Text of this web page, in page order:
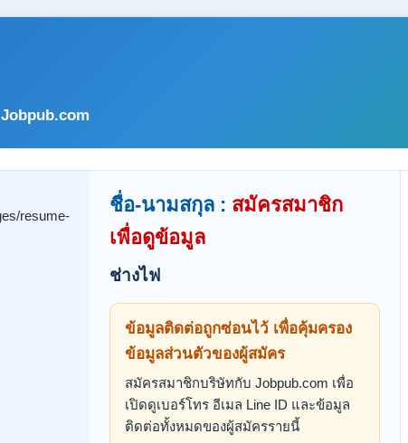
Jobpub.com
ชื่อ-นามสกุล : สมัครสมาชิก
เพื่อดูข้อมูล
ช่างไฟ
ข้อมูลติดต่อถูกซ่อนไว้ เพื่อคุ้มครอง
ข้อมูลส่วนตัวของผู้สมัคร
สมัครสมาชิกบริษัทกับ Jobpub.com เพื่อ
เปิดดูเบอร์โทร อีเมล Line ID และข้อมูล
ติดต่อทั้งหมดของผู้สมัครรายนี้